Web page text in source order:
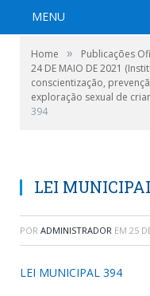
MENU
Home » Publicações
24 DE MAIO DE 2021
conscientização,
exploração sexual de
394
LEI
POR ADMINISTRADOR EM 25
LEI MUNICIPAL 394